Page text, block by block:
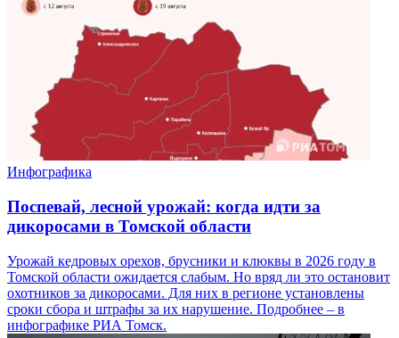
Инфографика
Поспевай, лесной урожай: когда идти за
дикоросами в Томской области
Урожай кедровых орехов, брусники и клюквы в 2026 году в
Томской области ожидается слабым. Но вряд ли это остановит
охотников за дикоросами. Для них в регионе установлены
сроки сбора и штрафы за их нарушение. Подробнее – в
инфографике РИА Томск.